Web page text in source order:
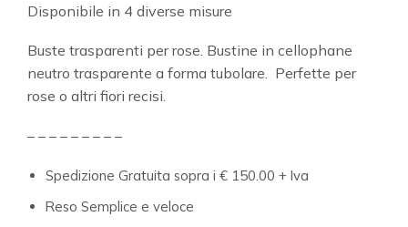
Disponibile in 4 diverse misure
Buste trasparenti per rose. Bustine in cellophane
neutro trasparente a forma tubolare. Perfette per
rose o altri fiori recisi.
– – – – – – – – –
Spedizione Gratuita sopra i € 150.00 + Iva
Reso Semplice e veloce